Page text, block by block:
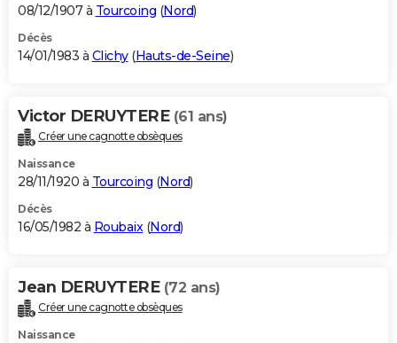
08/12/1907 à Tourcoing (Nord)
Décès
14/01/1983 à Clichy(Hauts-de-Seine)
Victor DERUYTERE (61 ans)
Créer une cagnotte obsèques
Naissance
28/11/1920 à Tourcoing (Nord)
Décès
16/05/1982 à Roubaix(Nord)
Jean DERUYTERE (72 ans)
Créer une cagnotte obsèques
Naissance